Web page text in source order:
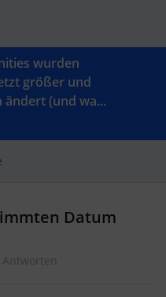
wurden
größer und
ändert (und wa...
Datum
Antworten